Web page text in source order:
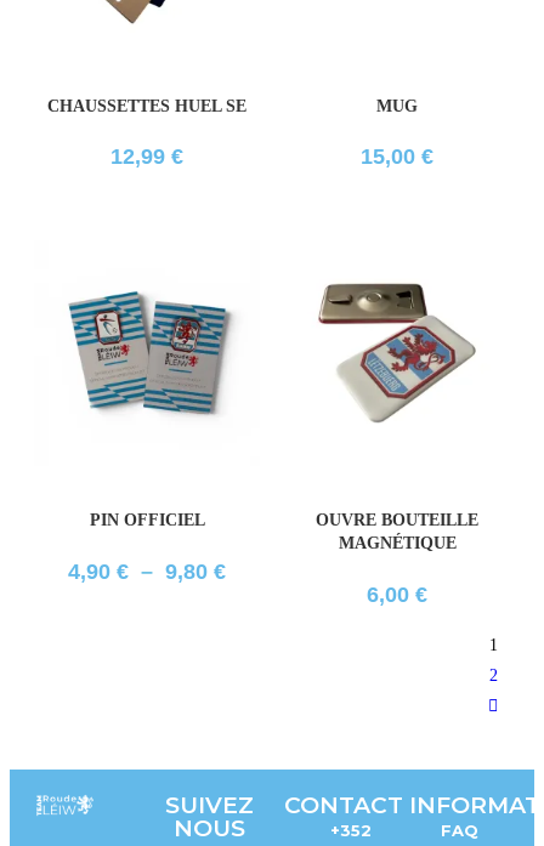
CHAUSSETTES HUEL SE
12,99 €
MUG
15,00 €
PIN OFFICIEL
4,90 € – 9,80 €
OUVRE BOUTEILLE
MAGNÉTIQUE
6,00 €
1
2
SUIVEZ
NOUS
CONTACT
+352
FAQ